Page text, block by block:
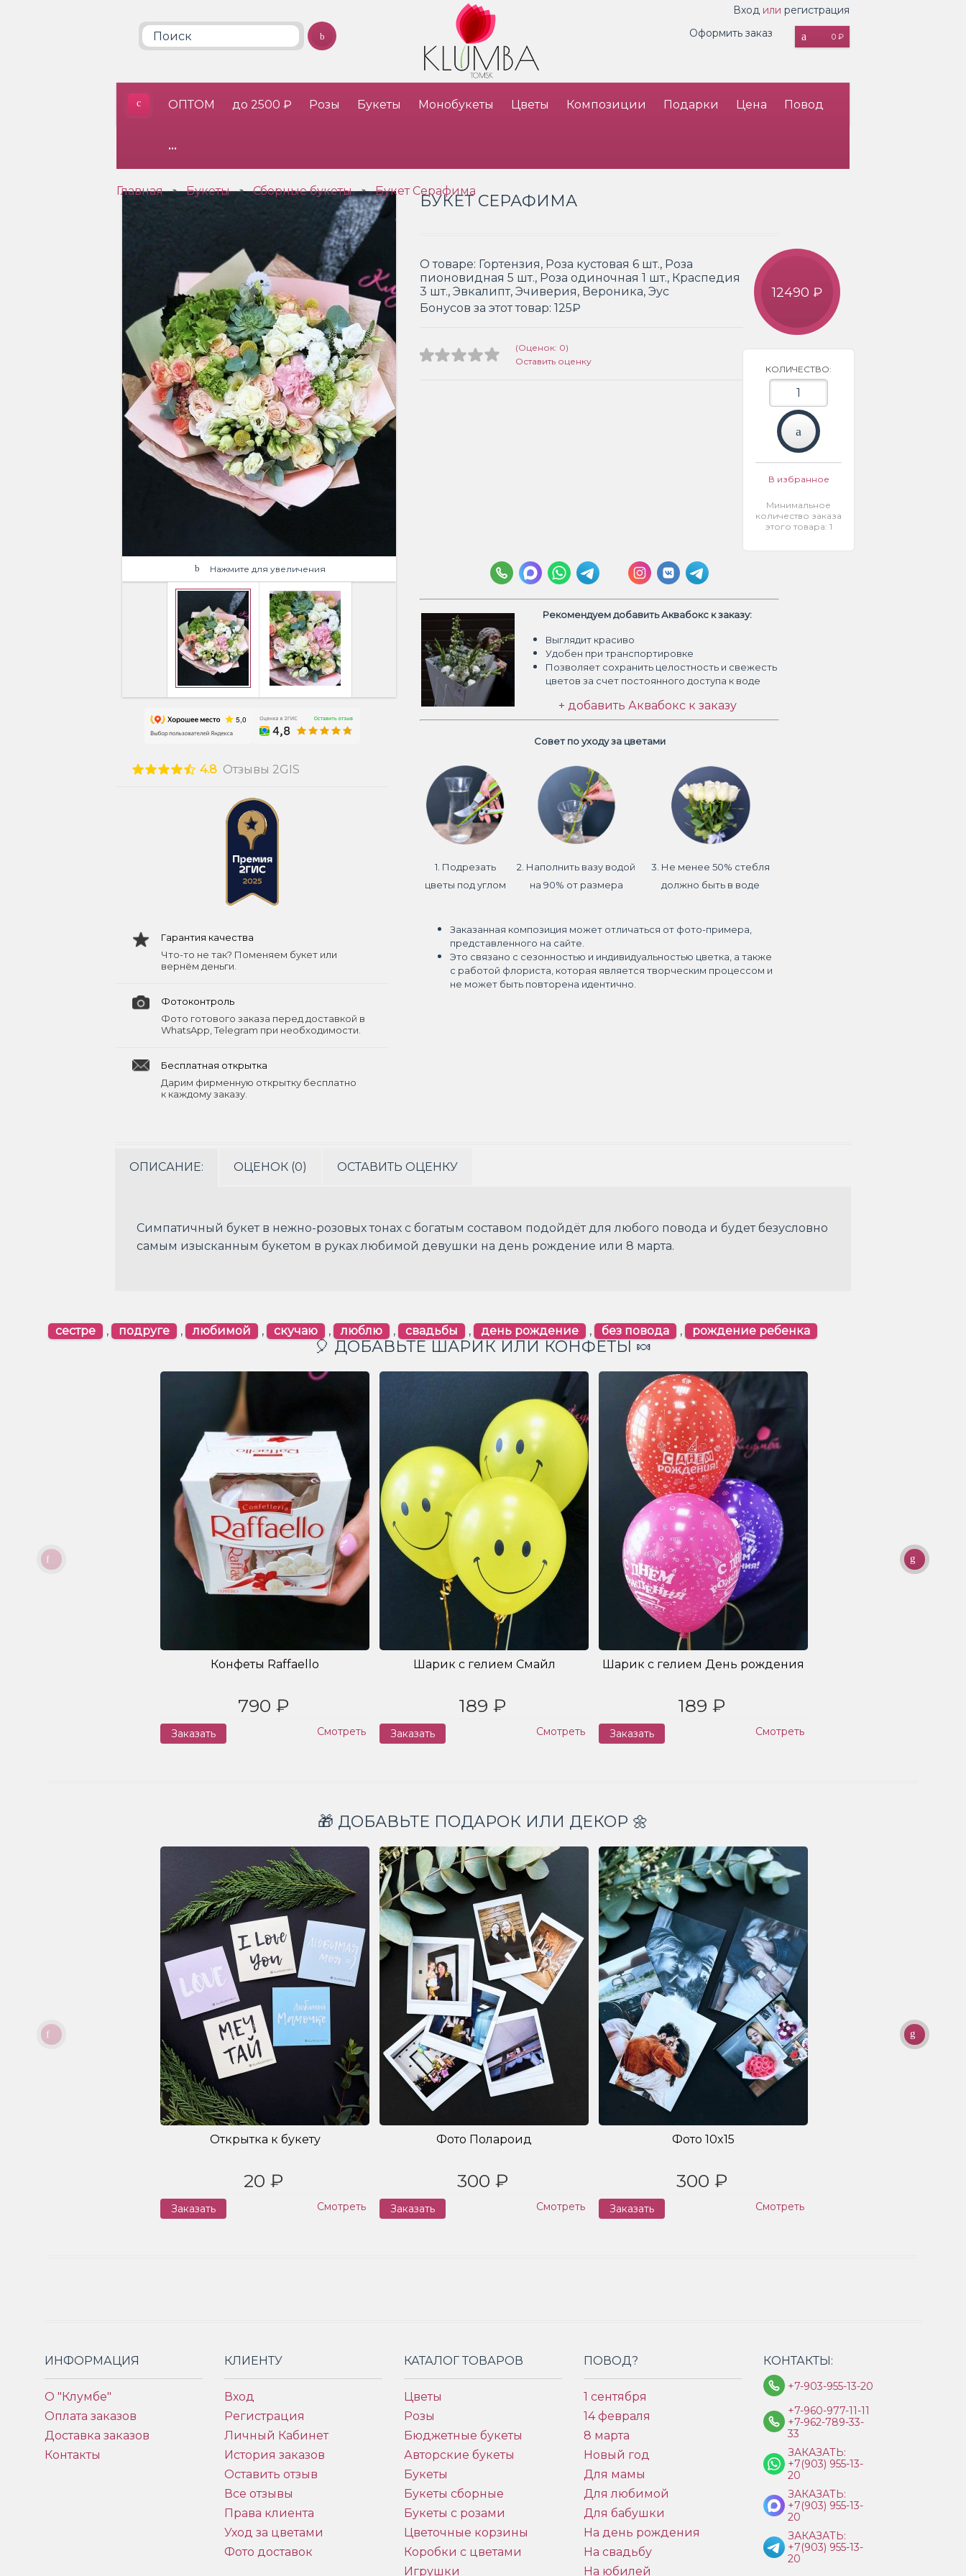
Вход или регистрация
0 ₽
Оформить заказ
ОПТОМ до 2500 ₽ Розы Букеты Монобукеты Цветы Композиции Подарки Цена Повод
•••
Главная » Букеты » Сборные букеты » Букет Серафима
Нажмите для увеличения
4.8 Отзывы 2GIS
Гарантия качества
Что-то не так? Поменяем букет или
вернём деньги.
Фотоконтроль
Фото готового заказа перед доставкой в
WhatsApp, Telegram при необходимости.
Бесплатная открытка
Дарим фирменную открытку бесплатно
к каждому заказу.
БУКЕТ СЕРАФИМА
О товаре: Гортензия, Роза кустовая 6 шт., Роза
пионовидная 5 шт., Роза одиночная 1 шт., Краспедия
3 шт., Эвкалипт, Эчиверия, Вероника, Эус
Бонусов за этот товар: 125₽
(Оценок: 0)
Оставить оценку
12490 ₽
КОЛИЧЕСТВО:
В избранное
Минимальное
количество заказа
этого товара: 1
Рекомендуем добавить Аквабокс к заказу:
Выглядит красиво
Удобен при транспортировке
Позволяет сохранить целостность и свежесть
цветов за счет постоянного доступа к воде
+ добавить Аквабокс к заказу
Совет по уходу за цветами
1. Подрезать
цветы под углом
2. Наполнить вазу водой
на 90% от размера
3. Не менее 50% стебля
должно быть в воде
Заказанная композиция может отличаться от фото-примера,
представленного на сайте.
Это связано с сезонностью и индивидуальностью цветка, а также
с работой флориста, которая является творческим процессом и
не может быть повторена идентично.
ОПИСАНИЕ: ОЦЕНОК (0) ОСТАВИТЬ ОЦЕНКУ
Симпатичный букет в нежно-розовых тонах с богатым составом подойдёт для любого повода и будет безусловно
самым изысканным букетом в руках любимой девушки на день рождение или 8 марта.
сестре , подруге , любимой , скучаю , люблю , свадьбы , день рождение , без повода , рождение ребенка
🎈 ДОБАВЬТЕ ШАРИК ИЛИ КОНФЕТЫ 🍬
Конфеты Raffaello
790 ₽
Заказать Смотреть
Шарик с гелием Смайл
189 ₽
Заказать Смотреть
Шарик с гелием День рождения
189 ₽
Заказать Смотреть
🎁 ДОБАВЬТЕ ПОДАРОК ИЛИ ДЕКОР 🌼
Открытка к букету
20 ₽
Заказать Смотреть
Фото Полароид
300 ₽
Заказать Смотреть
Фото 10x15
300 ₽
Заказать Смотреть
ИНФОРМАЦИЯ
О "Клумбе"
Оплата заказов
Доставка заказов
Контакты
КЛИЕНТУ
Вход
Регистрация
Личный Кабинет
История заказов
Оставить отзыв
Все отзывы
Права клиента
Уход за цветами
Фото доставок
КАТАЛОГ ТОВАРОВ
Цветы
Розы
Бюджетные букеты
Авторские букеты
Букеты
Букеты сборные
Букеты с розами
Цветочные корзины
Коробки с цветами
Игрушки
ПОВОД?
1 сентября
14 февраля
8 марта
Новый год
Для мамы
Для любимой
Для бабушки
На день рождения
На свадьбу
На юбилей
КОНТАКТЫ:
+7-903-955-13-20
+7-960-977-11-11
+7-962-789-33-
33
ЗАКАЗАТЬ:
+7(903) 955-13-
20
ЗАКАЗАТЬ:
+7(903) 955-13-
20
ЗАКАЗАТЬ:
+7(903) 955-13-
20